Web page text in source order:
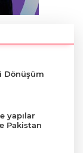
Dönüşüm
yapılar
Pakistan